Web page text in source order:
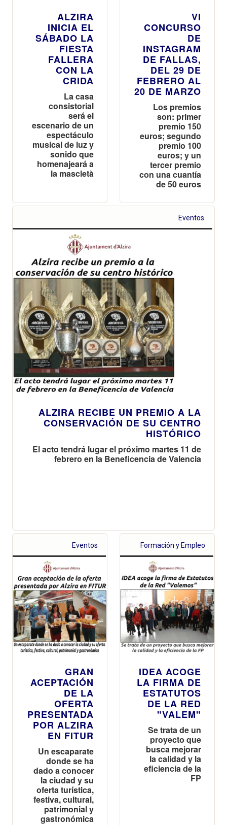
ALZIRA
INICIA EL
SÁBADO LA
FIESTA
FALLERA
CON LA
CRIDA
La casa
consistorial
será el
escenario de un
espectáculo
musical de luz y
sonido que
homenajeará a
la mascletà
VI
CONCURSO
DE
INSTAGRAM
DE FALLAS,
DEL 29 DE
FEBRERO AL
20 DE MARZO
Los premios
son: primer
premio 150
euros; segundo
premio 100
euros; y un
tercer premio
con una cuantía
de 50 euros
Eventos
ALZIRA RECIBE UN PREMIO A LA
CONSERVACIÓN DE SU CENTRO
HISTÓRICO
El acto tendrá lugar el próximo martes 11 de
febrero en la Beneficencia de Valencia
Eventos
GRAN
ACEPTACIÓN
DE LA
OFERTA
PRESENTADA
POR ALZIRA
EN FITUR
Un escaparate
donde se ha
dado a conocer
la ciudad y su
oferta turística,
festiva, cultural,
patrimonial y
gastronómica
Formación y Empleo
IDEA ACOGE
LA FIRMA DE
ESTATUTOS
DE LA RED
"VALEM"
Se trata de un
proyecto que
busca mejorar
la calidad y la
eficiencia de la
FP